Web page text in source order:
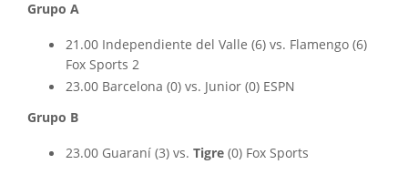
Grupo A
21.00 Independiente del Valle (6) vs. Flamengo (6)
Fox Sports 2
23.00 Barcelona (0) vs. Junior (0) ESPN
Grupo B
23.00 Guaraní (3) vs. Tigre (0) Fox Sports